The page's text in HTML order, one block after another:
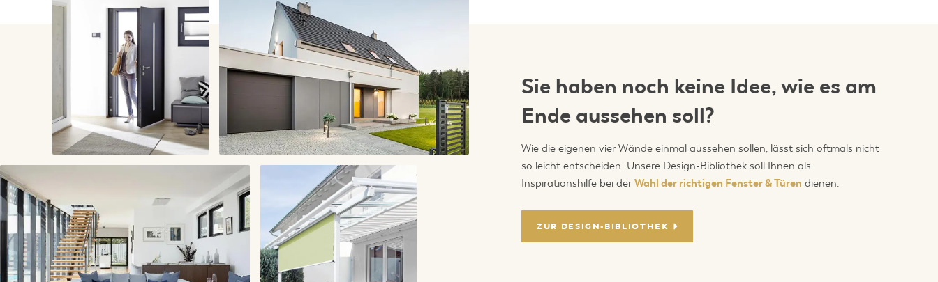
Sie haben noch keine Idee, wie es am
Ende aussehen soll?
Wie die eigenen vier Wände einmal aussehen sollen, lässt sich oftmals nicht
so leicht entscheiden. Unsere Design-Bibliothek soll Ihnen als
Inspirationshilfe bei der Wahl der richtigen Fenster & Türen dienen.
ZUR DESIGN-BIBLIOTHEK